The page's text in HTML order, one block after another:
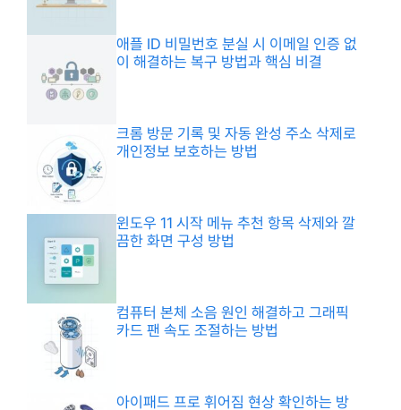
애플 ID 비밀번호 분실 시 이메일 인증 없
이 해결하는 복구 방법과 핵심 비결
크롬 방문 기록 및 자동 완성 주소 삭제로
개인정보 보호하는 방법
윈도우 11 시작 메뉴 추천 항목 삭제와 깔
끔한 화면 구성 방법
컴퓨터 본체 소음 원인 해결하고 그래픽
카드 팬 속도 조절하는 방법
아이패드 프로 휘어짐 현상 확인하는 방